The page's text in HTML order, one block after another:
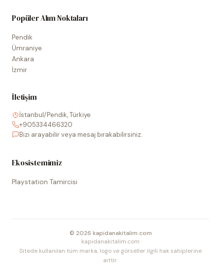
Popüler Alım Noktaları
Pendik
Ümraniye
Ankara
İzmir
İletişim
İstanbul/Pendik, Türkiye
+905334466320
Bizi arayabilir veya mesaj bırakabilirsiniz.
Ekosistemimiz
Playstation Tamircisi
© 2026 kapidanakitalim.com
kapidanakitalim.com
Sitede kullanılan tüm marka, logo ve görseller ilgili hak sahiplerine
aittir.